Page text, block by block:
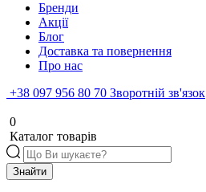
Бренди
Акції
Блог
Доставка та повернення
Про нас
+38 097 956 80 70 Зворотній зв'язок
0
Каталог товарів
Знайти